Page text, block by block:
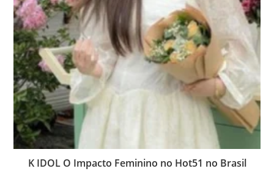
K IDOL O Impacto Feminino no Hot51 no Brasil